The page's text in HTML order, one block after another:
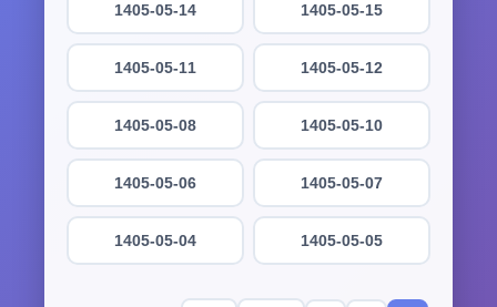
1405-05-15
1405-05-14
1405-05-12
1405-05-11
1405-05-10
1405-05-08
1405-05-07
1405-05-06
1405-05-05
1405-05-04